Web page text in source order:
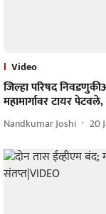
Video
जिल्हा परिषद
महामार्गावर टायर
Nandkumar Joshi 20